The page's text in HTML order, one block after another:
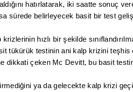
hatırlatarak, iki saatte sonuç
sürede belirleyecek basit bir test
hızlı bir şekilde
tükürük testinin ani kalp krizini teşhis
dikkati çeken Mc Devitt, bu basit
ya da gelecekte kalp krizi